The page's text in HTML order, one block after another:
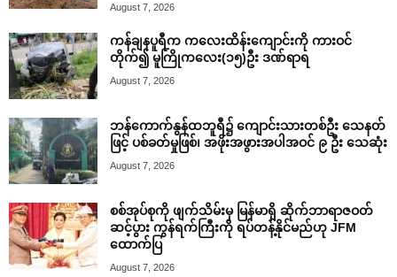
August 7, 2026
ကန်ချနပူရီက ကလေးထိန်းကျောင်းကို ကားဝင်
တိုက်၍ မူကြိုကလေး(၁၅)ဦး ဒဏ်ရာရ
August 7, 2026
ဘန်ကောက်နွန်ထဘူရီ၌ ကျောင်းသားတစ်ဦး သေနတ်
ဖြင့် ပစ်ခတ်မှုဖြစ်၊ အဖိုးအဖွားအပါအဝင် ၉ ဦး သေဆုံး
August 7, 2026
စစ်အုပ်စုကို ဖျက်သိမ်းမှ မြန်မာရှိ ဆိုက်ဘာရာဇဝတ်
ဆင့်ပွား ကွန်ရက်ကြီးကို ရပ်တန့်နိုင်မည်ဟု JFM
ထောက်ပြ
August 7, 2026